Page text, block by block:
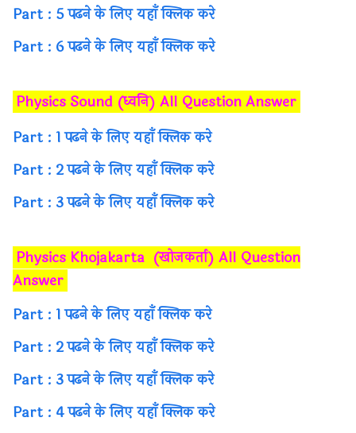
Part : 5 पढने के लिए यहाँ क्लिक करे
Part : 6 पढने के लिए यहाँ क्लिक करे
Physics Sound (ध्वनि) All Question Answer
Part : 1 पढने के लिए यहाँ क्लिक करे
Part : 2 पढने के लिए यहाँ क्लिक करे
Part : 3 पढने के लिए यहाँ क्लिक करे
Physics Khojakarta (खोजकर्ता) All Question
Answer
Part : 1 पढने के लिए यहाँ क्लिक करे
Part : 2 पढने के लिए यहाँ क्लिक करे
Part : 3 पढने के लिए यहाँ क्लिक करे
Part : 4 पढने के लिए यहाँ क्लिक करे